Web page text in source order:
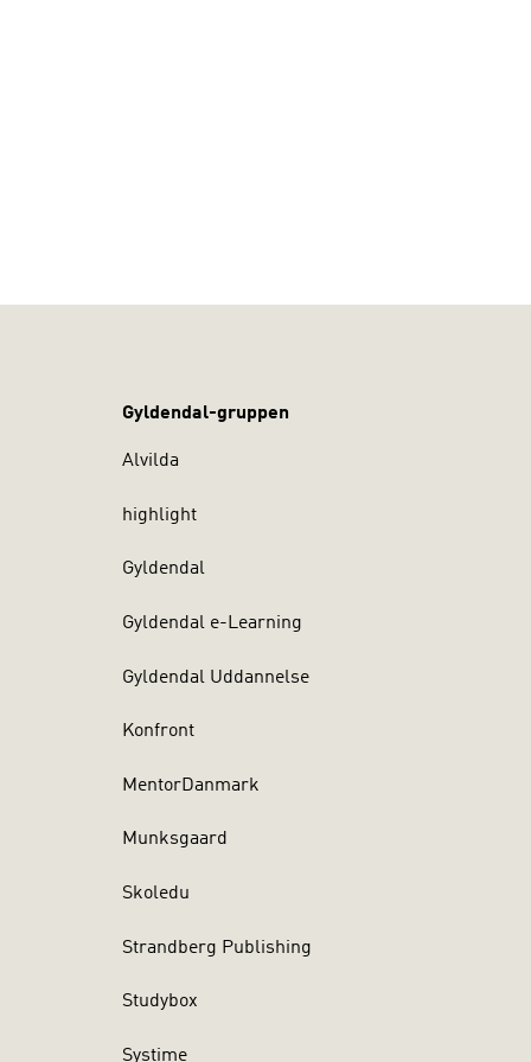
Gyldendal-gruppen
Alvilda
highlight
Gyldendal
Gyldendal e-Learning
Gyldendal Uddannelse
Konfront
MentorDanmark
Munksgaard
Skoledu
Strandberg Publishing
Studybox
Systime